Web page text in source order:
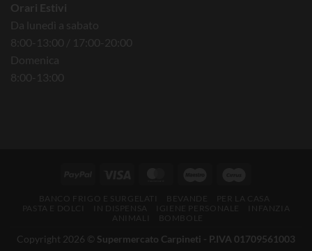
Orari Estivi
Da lunedì a sabato
8:00-13:00 / 17:00-20:00
Domenica
8:00-13:00
Copyright 2026 © Supermercato Carpineti - P.IVA 01709561003